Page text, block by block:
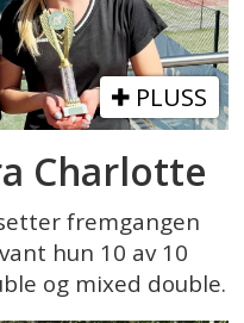
PLUSS
Charlotte
fremgangen
hun 10 av 10
og mixed double.